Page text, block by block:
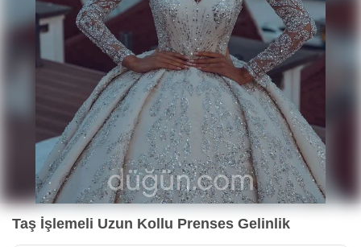
Taş İşlemeli Uzun Kollu Prenses Gelinlik